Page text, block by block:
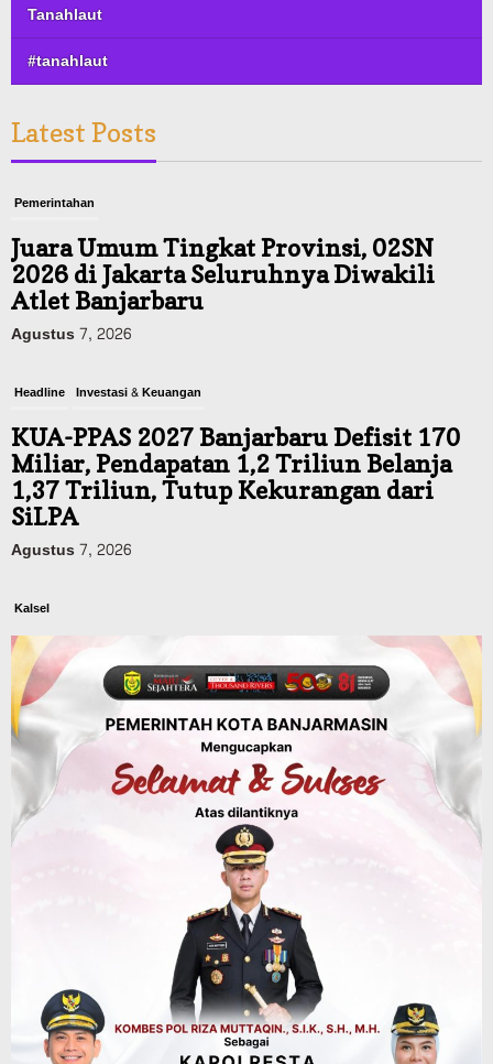
Tanahlaut
#tanahlaut
Latest Posts
Pemerintahan
Juara Umum Tingkat Provinsi, 02SN
2026 di Jakarta Seluruhnya Diwakili
Atlet Banjarbaru
Agustus 7, 2026
Headline Investasi & Keuangan
KUA-PPAS 2027 Banjarbaru Defisit 170
Miliar, Pendapatan 1,2 Triliun Belanja
1,37 Triliun, Tutup Kekurangan dari
SiLPA
Agustus 7, 2026
Kalsel
Operasi Sikat Intan 2026 Berakhir, Polda
Kalsel Amankan Ribuan Miras Hingga
Beberapa Tuak
Agustus 7, 2026
Advertorial Pemkab Balangan
Silaturahmi ke DPRD Balangan, Kapolres
AKBP Arif Mansyur Perkuat Koordinasi
Dinas PUPR Kalsel Headline Pembangunan
Jalan Veteran Km 5,5 Sungai Lulut